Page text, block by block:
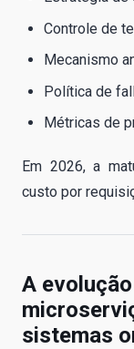
Controle de
Mecanismo
Política de
Métricas de
Em 2026, a
custo por
A
sistemas